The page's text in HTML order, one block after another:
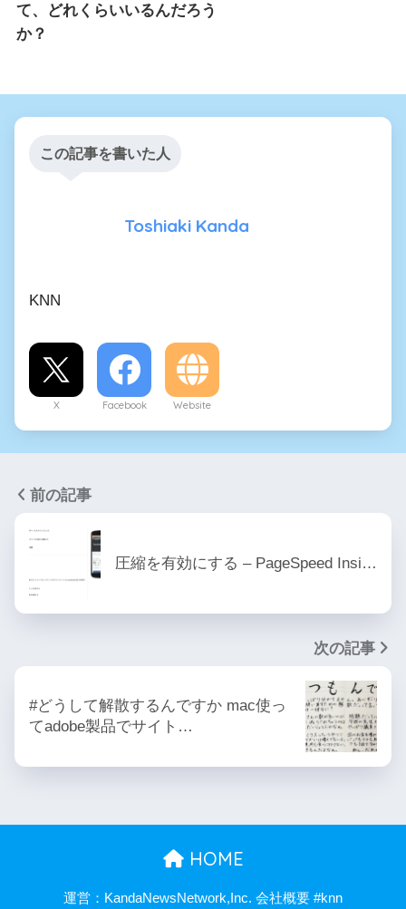
て、どれくらいいるんだろう
か？
この記事を書いた人
Toshiaki Kanda
KNN
X Facebook Website
前の記事
圧縮を有効にする – PageSpeed Insi…
次の記事
#どうして解散するんですか mac使っ
てadobe製品でサイト…
HOME
運営：KandaNewsNetwork,Inc. 会社概要 #knn